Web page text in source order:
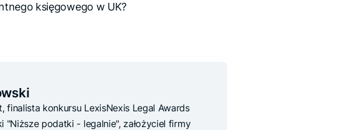
księgowego w UK?
finalista konkursu LexisNexis Legal Awards
"Niższe podatki - legalnie", założyciel firmy